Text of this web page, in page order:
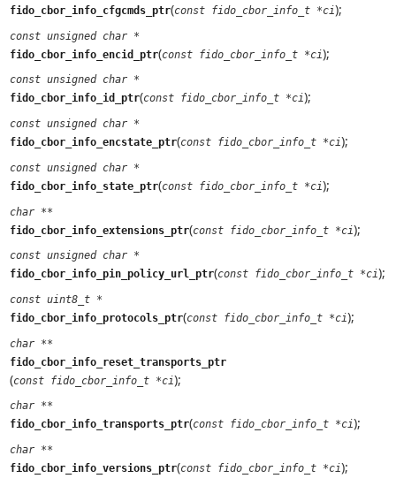
fido_cbor_info_cfgcmds_ptr(const fido_cbor_info_t *ci);
const unsigned char *
fido_cbor_info_encid_ptr(const fido_cbor_info_t *ci);
const unsigned char *
fido_cbor_info_id_ptr(const fido_cbor_info_t *ci);
const unsigned char *
fido_cbor_info_encstate_ptr(const fido_cbor_info_t *ci);
const unsigned char *
fido_cbor_info_state_ptr(const fido_cbor_info_t *ci);
char **
fido_cbor_info_extensions_ptr(const fido_cbor_info_t *ci);
const unsigned char *
fido_cbor_info_pin_policy_url_ptr(const fido_cbor_info_t *ci);
const uint8_t *
fido_cbor_info_protocols_ptr(const fido_cbor_info_t *ci);
char **
fido_cbor_info_reset_transports_ptr
(const fido_cbor_info_t *ci);
char **
fido_cbor_info_transports_ptr(const fido_cbor_info_t *ci);
char **
fido_cbor_info_versions_ptr(const fido_cbor_info_t *ci);